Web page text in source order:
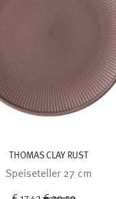
THOMAS CLAY RUST
Speiseteller 27 cm
Price reduced from